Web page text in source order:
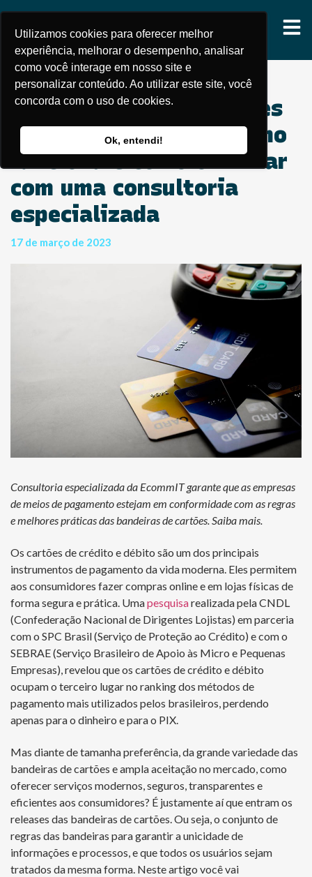
Utilizamos cookies para oferecer melhor
experiência, melhorar o desempenho, analisar
como você interage em nosso site e
personalizar conteúdo. Ao utilizar este site, você
concorda com o uso de cookies.
Ok, entendi!
Consultoria de Mandates
de Bandeiras: saiba como
funciona e como otimizar
com uma consultoria
especializada
17 de março de 2023
Consultoria especializada da EcommIT garante que as empresas
de meios de pagamento estejam em conformidade com as regras
e melhores práticas das bandeiras de cartões. Saiba mais.
Os cartões de crédito e débito são um dos principais
instrumentos de pagamento da vida moderna. Eles permitem
aos consumidores fazer compras online e em lojas físicas de
forma segura e prática. Umapesquisarealizada pela CNDL
(Confederação Nacional de Dirigentes Lojistas) em parceria
com o SPC Brasil (Serviço de Proteção ao Crédito) e com o
SEBRAE (Serviço Brasileiro de Apoio às Micro e Pequenas
Empresas), revelou que os cartões de crédito e débito
ocupam o terceiro lugar no ranking dos métodos de
pagamento mais utilizados pelos brasileiros, perdendo
apenas para o dinheiro e para o PIX.
Mas diante de tamanha preferência, da grande variedade das
bandeiras de cartões e ampla aceitação no mercado, como
oferecer serviços modernos, seguros, transparentes e
eficientes aos consumidores? É justamente aí que entram os
releases das bandeiras de cartões. Ou seja, o conjunto de
regras das bandeiras para garantir a unicidade de
informações e processos, e que todos os usuários sejam
tratados da mesma forma. Neste artigo você vai